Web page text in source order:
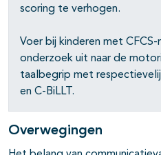
scoring te verhogen.
Voer bij kinderen met CFCS-
onderzoek uit naar de
taalbegrip met
en C-BiLLT.
Overwegingen